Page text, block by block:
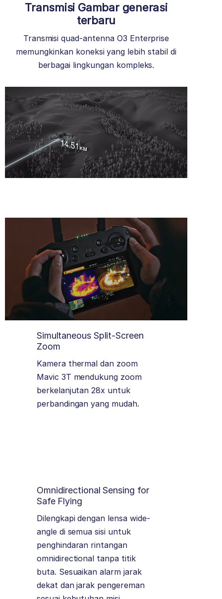
Transmisi Gambar generasi
terbaru
Transmisi quad-antenna O3 Enterprise
memungkinkan koneksi yang lebih stabil di
berbagai lingkungan kompleks.
Simultaneous Split-Screen
Zoom
Kamera thermal dan zoom
Mavic 3T mendukung zoom
berkelanjutan 28x untuk
perbandingan yang mudah.
Omnidirectional Sensing for
Safe Flying
Dilengkapi dengan lensa wide-
angle di semua sisi untuk
penghindaran rintangan
omnidirectional tanpa titik
buta. Sesuaikan alarm jarak
dekat dan jarak pengereman